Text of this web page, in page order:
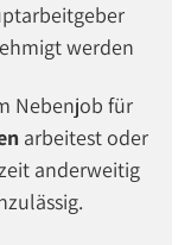
werden
Nebenjob für
arbeitest oder
anderweitig